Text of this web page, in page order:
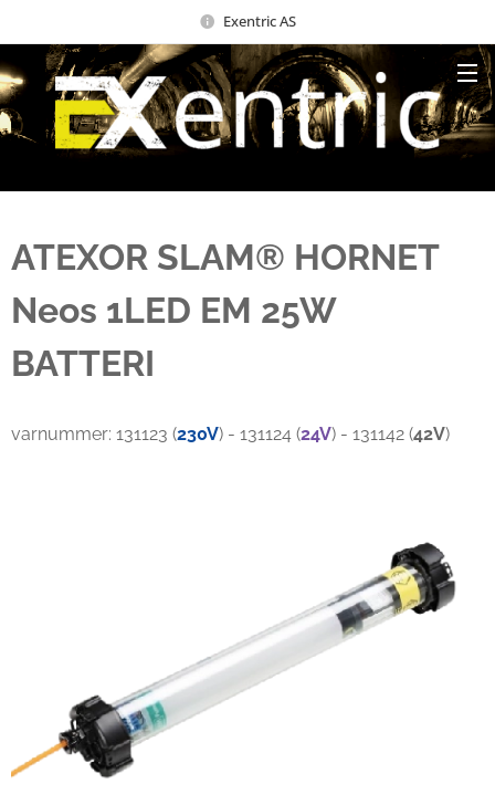
Exentric AS
ATEXOR SLAM® HORNET
Neos 1LED EM 25W
BATTERI
varnummer: 131123 (230V) - 131124 (24V) - 131142 (42V)